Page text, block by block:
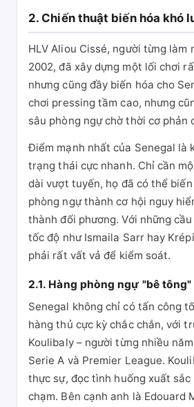
2. Chiến thuật biến hóa khó
HLV Aliou Cissé, người từng làm
2002, đã xây dựng một lối chơi
nhưng cũng đầy biến hóa cho
chơi pressing tầm cao, nhưng
sâu phòng ngự chờ thời cơ phản
Điểm mạnh nhất của Senegal là
trạng thái cực nhanh. Chỉ cần
dài vượt tuyến, họ đã có thể
phòng ngự thành cơ hội nguy
thành đối phương. Với những
tốc độ như Ismaila Sarr hay
phải rất vất vả để kiểm soát.
2.1. Hàng phòng ngự "bê
Senegal không chỉ có tấn công
hàng thủ cực kỳ chắc chắn, với
Koulibaly – người từng nhiều
Serie A và Premier League.
thực sự, đọc tình huống xuất sắc
chạm. Bên cạnh anh là Edouard